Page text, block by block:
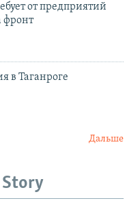
от предприятий
фронт
в Таганроге
Дальше
Story